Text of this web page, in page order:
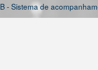
- Sistema de